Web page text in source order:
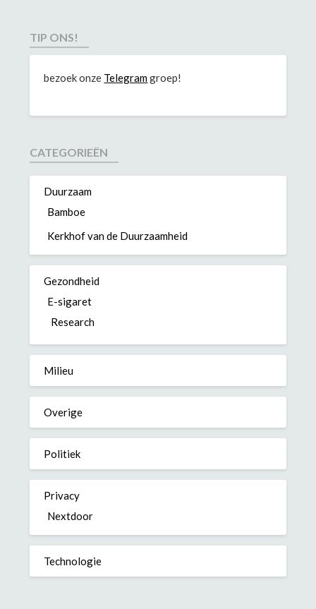
TIP ONS!
bezoek onze Telegramgroep!
CATEGORIEËN
Duurzaam
Bamboe
Kerkhof van de Duurzaamheid
Gezondheid
E-sigaret
Research
Milieu
Overige
Politiek
Privacy
Nextdoor
Technologie